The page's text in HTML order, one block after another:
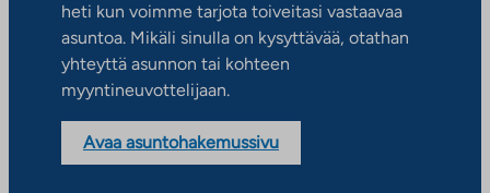
heti kun voimme tarjota toiveitasi vastaavaa
asuntoa. Mikäli sinulla on kysyttävää, otathan
yhteyttä asunnon tai kohteen
myyntineuvottelijaan.
Avaa asuntohakemussivu